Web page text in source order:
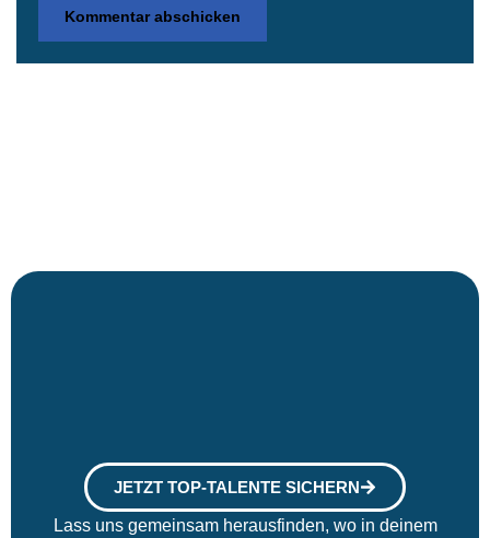
JETZT TOP-TALENTE SICHERN
Lass uns gemeinsam herausfinden, wo in deinem